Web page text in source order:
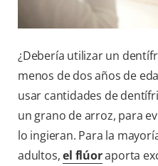
¿Debería utilizar un
menos de dos años de
usar cantidades de
un grano de arroz, para
lo ingieran. Para la
adultos,el flúoraporta